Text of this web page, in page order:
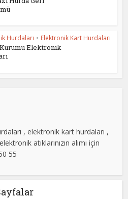
Hurdaları • Elektronik Kart Hurdaları
Elektronik
, elektronik kart hurdaları ,
atıklarınızın alımı için
55